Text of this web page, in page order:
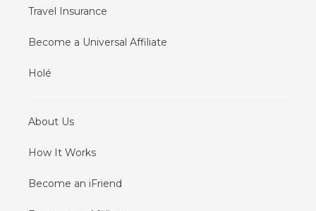
Travel Insurance
Become a Universal Affiliate
Holé
About Us
How It Works
Become an iFriend